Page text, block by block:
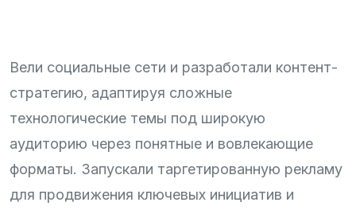
Вели социальные сети и разработали контент-
стратегию, адаптируя сложные
технологические темы под широкую
аудиторию через понятные и вовлекающие
форматы. Запускали таргетированную рекламу
для продвижения ключевых инициатив и